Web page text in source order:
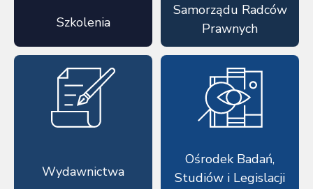
Szkolenia
Samorządu Radców
Prawnych
Wydawnictwa
Ośrodek Badań,
Studiów i Legislacji